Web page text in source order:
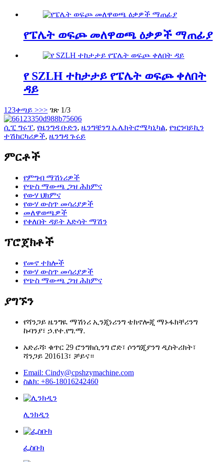
የፔሌት ወፍጮ መለዋወጫ ዕቃዎች ማጠፊያ
የ SZLH ተከታታይ የፔሌት ወፍጮ ቀለበት
ዳይ
1 23ቀጣይ >>> ገጽ 1/3
ሲፒ ግሩፕ, የዜንግዳ ቡድን, ዜንግቼንግ ኤሌክትሮሜካኒካል, የዢንባይኪን
ተሽከርካሪዎች, ዜንግዳ ጉሩይ
ምርቶች
የምግብ ማሽነሪዎች
የጭስ ማውጫ ጋዝ ሕክምና
የውሃ ህክምና
የውሃ ውስጥ መሳሪያዎች
መለዋወጫዎች
የቀለበት ዳይት እድሳት ማሽን
ፕሮጀክቶች
የመኖ ተክሎች
የውሃ ውስጥ መሳሪያዎች
የጭስ ማውጫ ጋዝ ሕክምና
ያግኙን
የሻንጋይ ዜንግዪ ማሽነሪ ኢንጂነሪንግ ቴክኖሎጂ ማኑፋክቸሪንግ
ኩባንያ፣ ኃ.የተ.የግ.ማ.
አድራሻ፡ ቁጥር 29 ሮንግክሲንግ ሮድ፣ ሶንግጂያንግ ዲስትሪክት፣
ሻንጋይ 201613፣ ቻይና።
Email: Cindy@cpshzymachine.com
ስልክ: +86-18016242460
ሊንክዲን
ፌስቡክ